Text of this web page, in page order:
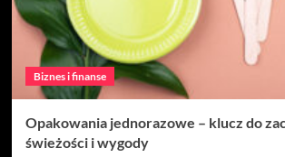
Biznes i finanse
Opakowania jednorazowe – klucz do
świeżości i wygody